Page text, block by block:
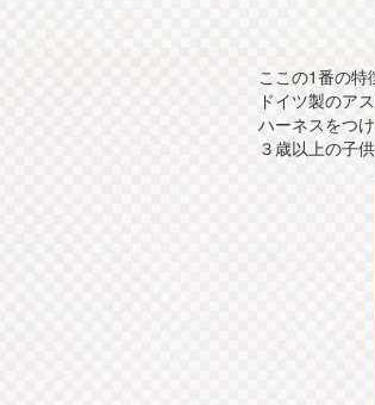
ここの1番の特
ドイツ製のア
ハーネスをつ
３歳以上の子